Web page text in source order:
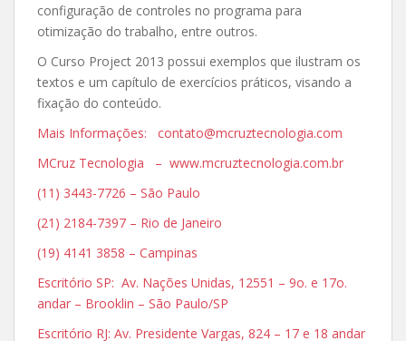
configuração de controles no programa para
otimização do trabalho, entre outros.
O Curso Project 2013 possui exemplos que ilustram os
textos e um capítulo de exercícios práticos, visando a
fixação do conteúdo.
Mais Informações: contato@mcruztecnologia.com
MCruz Tecnologia – www.mcruztecnologia.com.br
(11) 3443-7726 – São Paulo
(21) 2184-7397 – Rio de Janeiro
(19) 4141 3858 – Campinas
Escritório SP: Av. Nações Unidas, 12551 – 9o. e 17o.
andar – Brooklin – São Paulo/SP
Escritório RJ: Av. Presidente Vargas, 824 – 17 e 18 andar